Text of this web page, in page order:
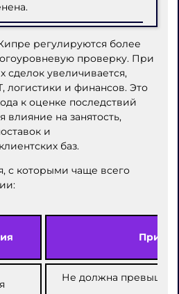
регулируются более
проверку. При
сделок увеличивается,
логистики и финансов. Это
к оценке последствий
влияние на занятость,
и
баз.
с которыми чаще всего
Не должна